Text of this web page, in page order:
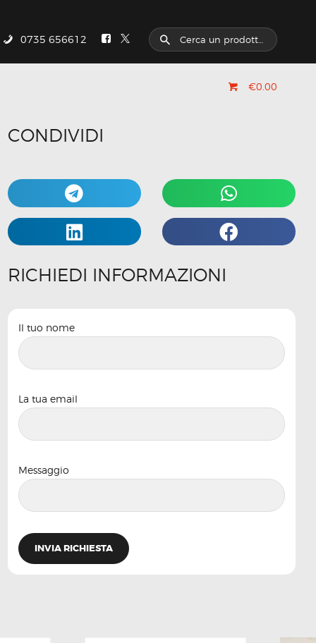
0735 656612
€0.00
CONDIVIDI
RICHIEDI INFORMAZIONI
Il tuo nome
La tua email
Messaggio